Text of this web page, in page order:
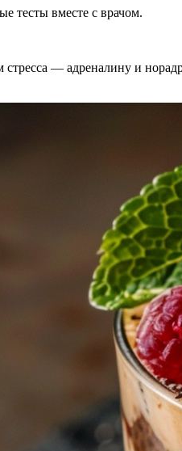
тесты вместе с врачом.
— адреналину и